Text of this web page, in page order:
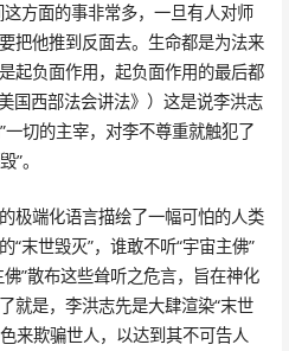
方面的事非常多，一旦有人对师
把他推到反面去。生命都是为法来
起负面作用，起负面作用的最后都
国西部法会讲法》）这是说李洪志
一切的主宰，对李不尊重就触犯了
”。
极端化语言描绘了一幅可怕的人类
末世毁灭”，谁敢不听“宇宙主佛”
”散布这些耸听之危言，旨在神化
就是，李洪志先是大肆渲染“末世
来欺骗世人，以达到其不可告人